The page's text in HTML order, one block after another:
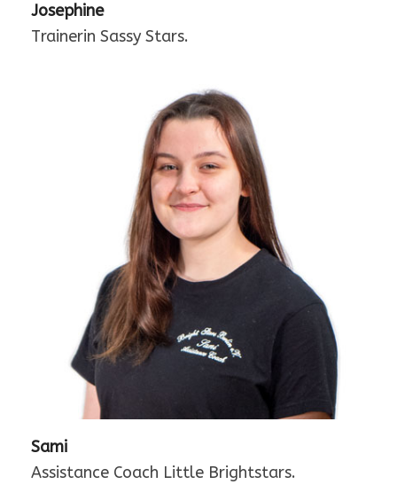
Josephine
Trainerin Sassy Stars.
Sami
Assistance Coach Little Brightstars.